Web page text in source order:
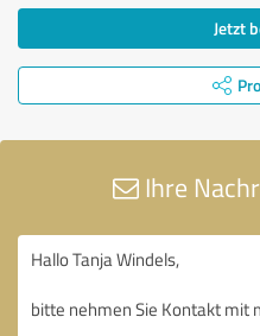
Jetzt
Ihre